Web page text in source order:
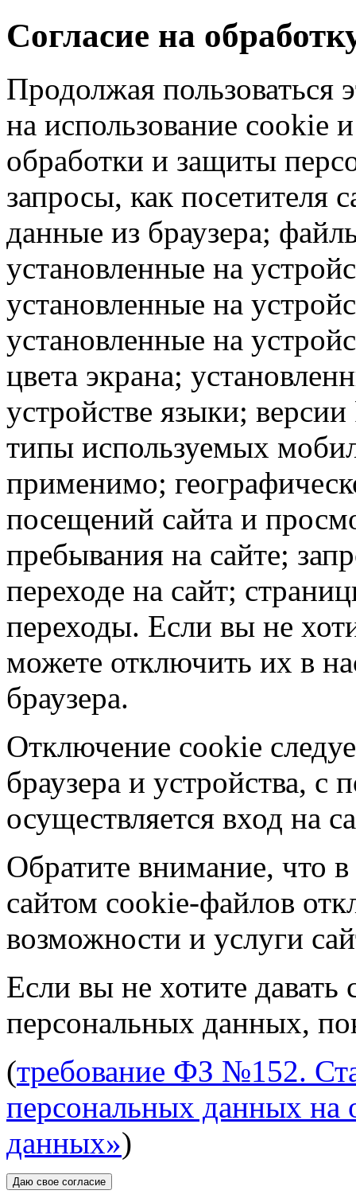
Согласие на
Продолжая пользоваться
на использование cookie
обработки и защиты
запросы, как посетителя
данные из браузера;
установленные на
установленные на
установленные на
цвета экрана;
устройстве языки;
типы используемых
применимо;
посещений сайта и
пребывания на сайте;
переходе на сайт;
переходы. Если вы не
можете отключить их в
браузера.
Отключение cookie
браузера и устройства,
осуществляется вход на
Обратите внимание, что в
сайтом cookie-файлов
возможности и услуги
Если вы не хотите давать
персональных данных,
(требование ФЗ №152.
персональных данных на
данных»)